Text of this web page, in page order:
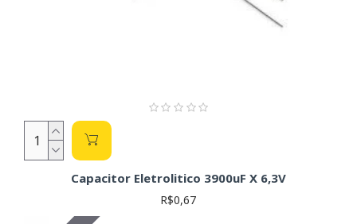
Capacitor Eletrolitico 3900uF X 6,3V
R$0,67